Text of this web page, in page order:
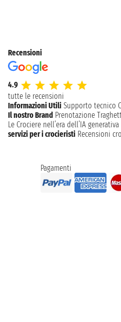
Recensioni
4.9
tutte le recensioni
Informazioni Utili Supporto tecnico
Il nostro Brand Prenotazione
Le Crociere nell’era dell’IA generativa
servizi per i crocieristi Recensioni
Pagamenti